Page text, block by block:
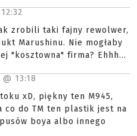
12:32
zrobili taki fajny rewolwer,
Marushinu. Nie mogłaby
"kosztowna" firma? Ehhh...
13:18
xD, piękny ten M945,
co do TM ten plastik jest na
boya albo innego